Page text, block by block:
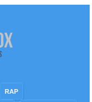
RAP